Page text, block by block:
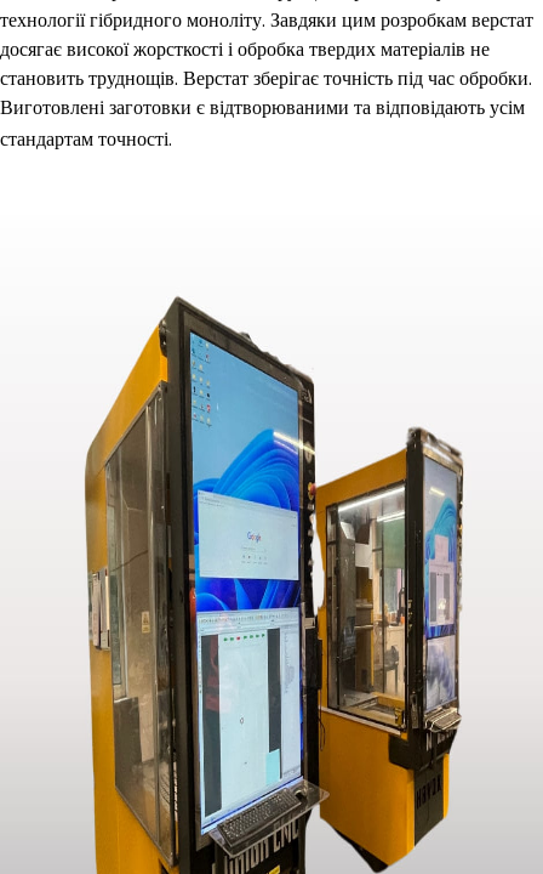
технології гібридного моноліту. Завдяки цим розробкам верстат
досягає високої жорсткості і обробка твердих матеріалів не
становить труднощів. Верстат зберігає точність під час обробки.
Виготовлені заготовки є відтворюваними та відповідають усім
стандартам точності.